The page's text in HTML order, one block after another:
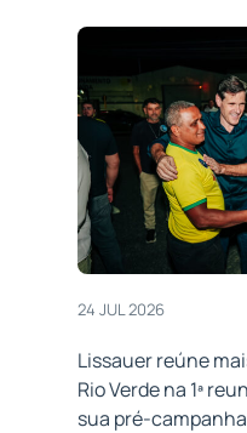
24 JUL 2026
Lissauer reúne
Rio Verde na 1ª
sua pré-campanha